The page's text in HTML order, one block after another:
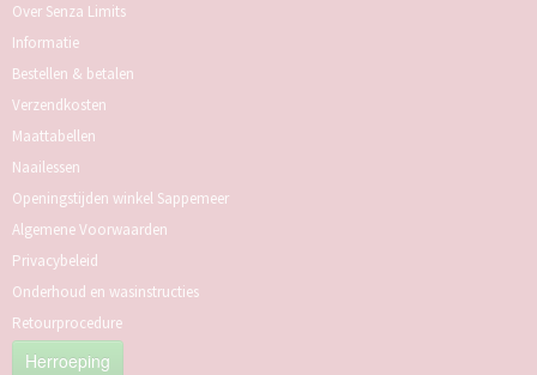
Over Senza Limits
Informatie
Bestellen & betalen
Verzendkosten
Maattabellen
Naailessen
Openingstijden winkel Sappemeer
Algemene Voorwaarden
Privacybeleid
Onderhoud en wasinstructies
Retourprocedure
Herroeping